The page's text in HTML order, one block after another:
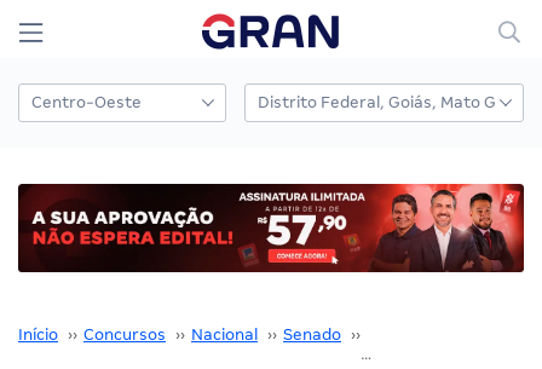
Início ›› Concursos ›› Nacional ›› Senado ››